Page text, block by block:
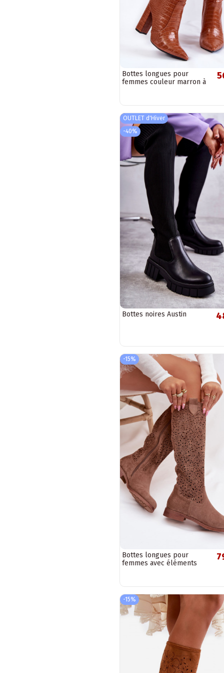
Bottes longues pour
femmes couleur marron à
OUTLET d'Hiver
-40%
Bottes noires Austin
-15%
Bottes longues pour
femmes avec éléments
-15%